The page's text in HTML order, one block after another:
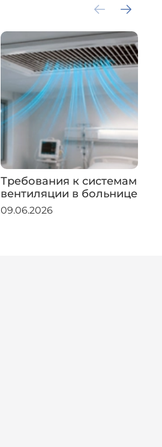
Требования к системам
вентиляции в больнице
09.06.2026